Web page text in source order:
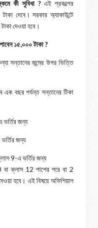
কী সুবিধা ?এই প্রকল্পের
দেবে। সরকার অ্যাকাউন্টে
দেওয়া হবে।
১৫,০০০ টাকা ?
সন্তানের জন্মের উপর ভিত্তি
এক বছর পর্যন্ত সন্তানের টিকা
জন্য
জন্য
9-এ ভর্তির জন্য
ক্লাস 12 পাশের পরে বা 2
হবে। এই বিষয়ে অফিশিয়াল